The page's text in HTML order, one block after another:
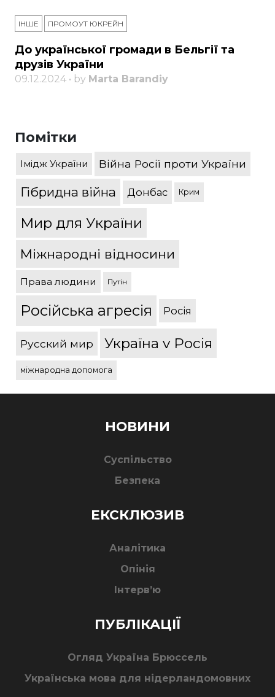
ІНШЕ ПРОМОУТ ЮКРЕЙН
До української громади в Бельгії та
друзів України
09.12.2024 • by Marta Barandiy
Помітки
Імідж України Війна Росії проти України
Гібридна війна Донбас Крим
Мир для України
Міжнародні відносини
Права людини Путін
Російська агресія Росія
Русский мир Україна v Росія
міжнародна допомога
НОВИНИ
Суспільство
Безпека
ЕКСКЛЮЗИВ
Аналітика
Опінія
Інтерв’ю
ПУБЛІКАЦІЇ
Огляд Україна Брюссель
Українська мова для нідерландомовних